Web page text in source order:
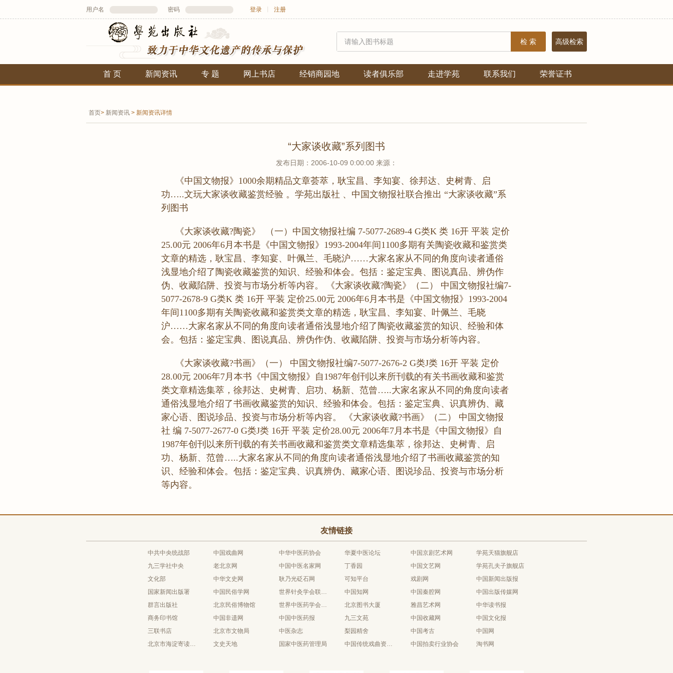
用户名 密码 登录 注册
检 索 高级检索
首 页 新闻资讯 专 题 网上书店 经销商园地 读者俱乐部 走进学苑 联系我们 荣誉证书
首页> 新闻资讯 > 新闻资讯详情
“大家谈收藏”系列图书
发布日期：2006-10-09 0:00:00 来源：
《中国文物报》1000余期精品文章荟萃，耿宝昌、李知宴、徐邦达、史树青、启
功…..文玩大家谈收藏鉴赏经验 。学苑出版社 、中国文物报社联合推出 “大家谈收藏”系
列图书
《大家谈收藏?陶瓷》 （一）中国文物报社编 7-5077-2689-4 G类K 类 16开 平装 定价
25.00元 2006年6月本书是《中国文物报》1993-2004年间1100多期有关陶瓷收藏和鉴赏类
文章的精选，耿宝昌、李知宴、叶佩兰、毛晓沪……大家名家从不同的角度向读者通俗
浅显地介绍了陶瓷收藏鉴赏的知识、经验和体会。包括：鉴定宝典、图说真品、辨伪作
伪、收藏陷阱、投资与市场分析等内容。 《大家谈收藏?陶瓷》（二） 中国文物报社编7-
5077-2678-9 G类K 类 16开 平装 定价25.00元 2006年6月本书是《中国文物报》1993-2004
年间1100多期有关陶瓷收藏和鉴赏类文章的精选，耿宝昌、李知宴、叶佩兰、毛晓
沪……大家名家从不同的角度向读者通俗浅显地介绍了陶瓷收藏鉴赏的知识、经验和体
会。包括：鉴定宝典、图说真品、辨伪作伪、收藏陷阱、投资与市场分析等内容。
《大家谈收藏?书画》（一） 中国文物报社编7-5077-2676-2 G类J类 16开 平装 定价
28.00元 2006年7月本书《中国文物报》自1987年创刊以来所刊载的有关书画收藏和鉴赏
类文章精选集萃，徐邦达、史树青、启功、杨新、范曾…..大家名家从不同的角度向读者
通俗浅显地介绍了书画收藏鉴赏的知识、经验和体会。包括：鉴定宝典、识真辨伪、藏
家心语、图说珍品、投资与市场分析等内容。 《大家谈收藏?书画》（二） 中国文物报
社 编 7-5077-2677-0 G类J类 16开 平装 定价28.00元 2006年7月本书是《中国文物报》自
1987年创刊以来所刊载的有关书画收藏和鉴赏类文章精选集萃，徐邦达、史树青、启
功、杨新、范曾…..大家名家从不同的角度向读者通俗浅显地介绍了书画收藏鉴赏的知
识、经验和体会。包括：鉴定宝典、识真辨伪、藏家心语、图说珍品、投资与市场分析
等内容。
友情链接
中共中央统战部
九三学社中央
文化部
国家新闻出版署
群言出版社
商务印书馆
三联书店
北京市海淀寄读学校
中国戏曲网
老北京网
中华文史网
中国民俗学网
北京民俗博物馆
中国非遗网
北京市文物局
文史天地
中华中医药协会
中国中医名家网
耿乃光砭石网
世界针灸学会联合会
世界中医药学会联合会
中国中医药报
中医杂志
国家中医药管理局
华夏中医论坛
丁香园
可知平台
中国知网
北京图书大厦
九三文苑
梨园精舍
中国传统戏曲资源库
中国京剧艺术网
中国文艺网
戏剧网
中国秦腔网
雅昌艺术网
中国收藏网
中国考古
中国拍卖行业协会
学苑天猫旗舰店
学苑孔夫子旗舰店
中国新闻出版报
中国出版传媒网
中华读书报
中国文化报
中国网
淘书网